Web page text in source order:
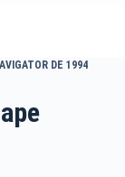
DE 1994